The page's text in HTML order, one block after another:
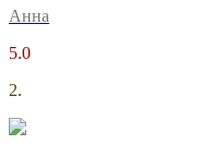
Анна
5.0
2.